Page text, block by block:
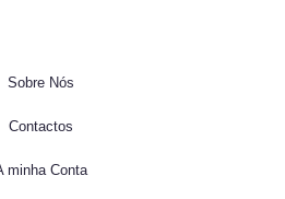
Sobre Nós
Contactos
minha Conta